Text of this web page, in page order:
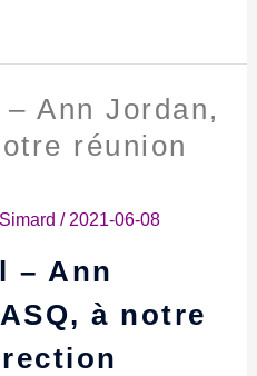
Ann Jordan,
réunion
/ 2021-06-08
– Ann
à notre